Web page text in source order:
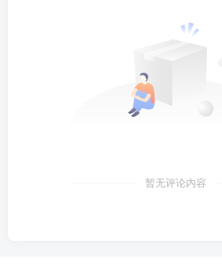
暂无评论内容